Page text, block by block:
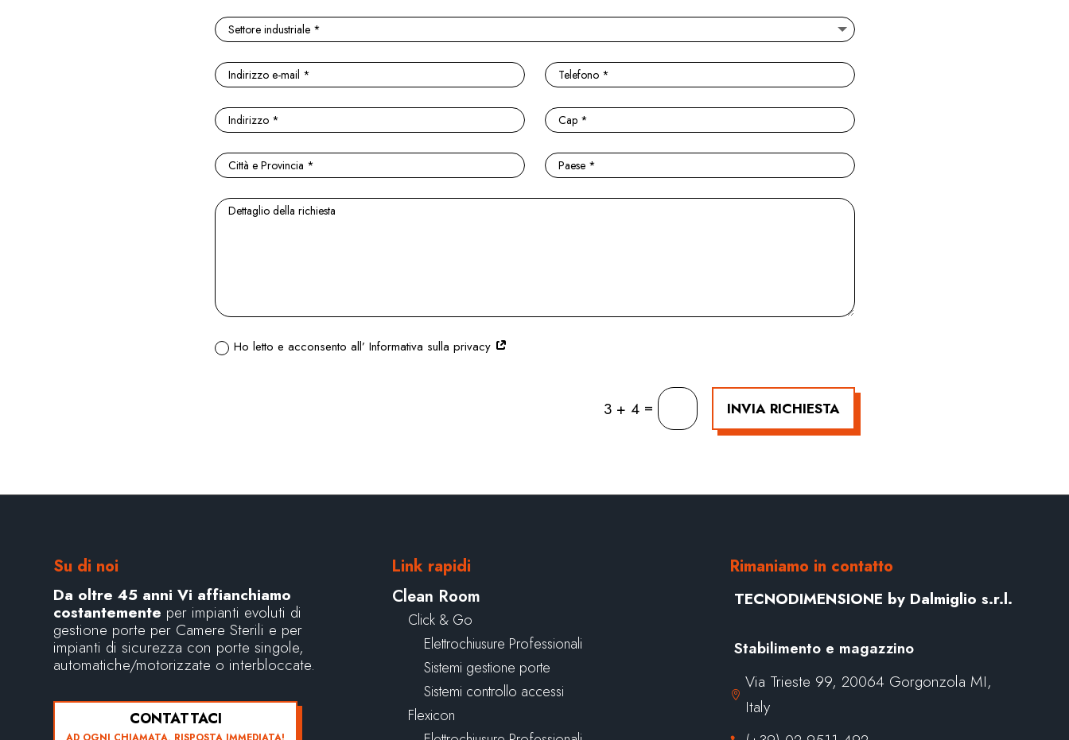
Ho letto e acconsento all’ Informativa sulla privacy
3 + 4 = INVIA RICHIESTA
Su di noi
Da oltre 45 anni Vi affianchiamo
costantemente per impianti evoluti di
gestione porte per Camere Sterili e per
impianti di sicurezza con porte singole,
automatiche/motorizzate o interbloccate.
CONTATTACI
Link rapidi
Clean Room
Click & Go
Elettrochiusure Professionali
Sistemi gestione porte
Sistemi controllo accessi
Flexicon
Rimaniamo in contatto
TECNODIMENSIONE by Dalmiglio s.r.l.
Stabilimento e magazzino

Via Trieste 99, 20064 Gorgonzola MI,
Italy